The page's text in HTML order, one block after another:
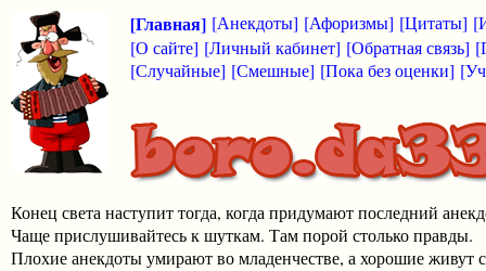
[Главная] [Анекдоты] [Афоризмы] [Цитаты]
[О сайте] [Личный кабинет] [Обратная связь]
[Случайные] [Смешные] [Пока без оценки]
Конец света наступит тогда, когда придумают последний
Чаще прислушивайтесь к шуткам. Там порой столько правды.
Плохие анекдоты умирают во младенчестве, а хорошие живут